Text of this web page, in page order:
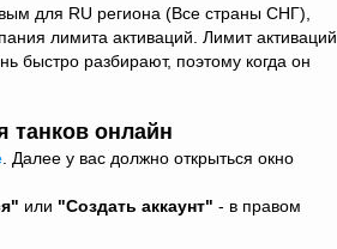
для RU региона (Все страны СНГ),
лимита активаций. Лимит активаций
быстро разбирают, поэтому когда он
танков онлайн
. Далее у вас должно открыться окно
или "Создать аккаунт" - в правом